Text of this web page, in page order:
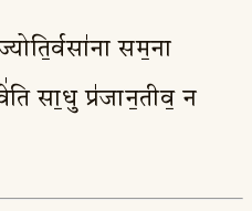
सम॒ना
सा॒धु प्र॑जान॒तीव॒ न